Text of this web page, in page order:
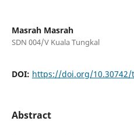
Masrah Masrah
SDN 004/V Kuala Tungkal
DOI: https://doi.org/10.30742/
Abstract